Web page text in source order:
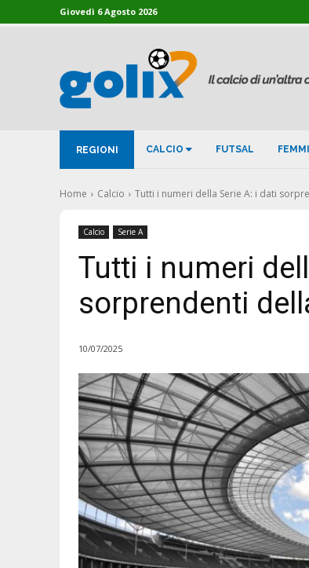
Giovedì 6 Agosto 2026
REGIONI CALCIO FUTSAL
Home Calcio Tutti i numeri della Serie A: i dati
Calcio Serie A
Tutti i numeri
sorprendenti
10/07/2025